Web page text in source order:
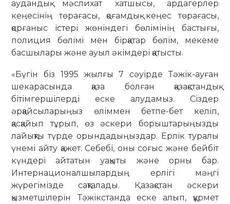
аудандық мәслихат хатшысы, ардагерлер
кеңесінің төрағасы, қоғамдық кеңес төрағасы,
қорғаныс істері жөніндегі бөлімінің бастығы,
полиция бөлімі мен бірқатар бөлім, мекеме
басшылары және ауыл әкімдері қатысты.
«Бүгін біз 1995 жылғы 7 сәуірде Тәжік-ауған
шекарасында қаза болған қазақстандық
бітімгершілерді еске алудамыз. Сіздер
әрқайсыларыңыз өліммен бетпе-бет келіп,
қасқайып тұрып, өз әскери борыштарыңызды
лайықты түрде орындадыңыздар. Ерлік туралы
үнемі айту қажет. Себебі, оны соғыс және бейбіт
күндері айтатын уақыты және орны бар.
Интернационалшылардың ерлігі мәңгі
жүрегімізде сақталады. Қазақстан әскери
қызметшілерін Тәжікстанда еске алып, құрмет